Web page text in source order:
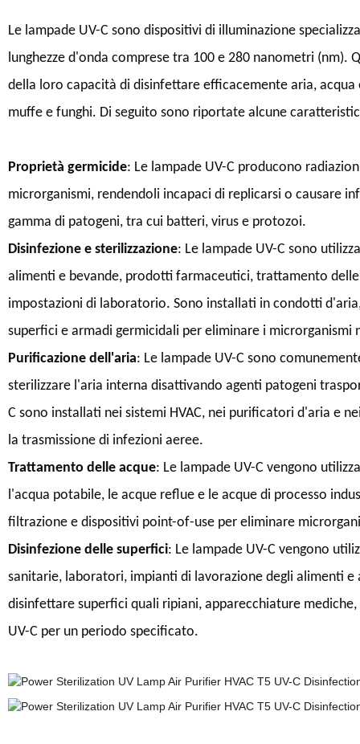
Le lampade UV-C sono dispositivi di illuminazione
lunghezze d'onda comprese tra 100 e 280 nanometri (nm).
della loro capacità di disinfettare efficacemente aria,
muffe e funghi. Di seguito sono riportate alcune
Proprietà germicide: Le lampade UV-C producono
microrganismi, rendendoli incapaci di replicarsi o causare
gamma di patogeni, tra cui batteri, virus e protozoi.
Disinfezione e sterilizzazione: Le lampade UV-C sono
alimenti e bevande, prodotti farmaceutici, trattamento
impostazioni di laboratorio. Sono installati in condotti
superfici e armadi germicidali per eliminare i microrganismi
Purificazione dell'aria: Le lampade UV-C sono
sterilizzare l'aria interna disattivando agenti patogeni
C sono installati nei sistemi HVAC, nei purificatori d'aria e
la trasmissione di infezioni aeree.
Trattamento delle acque: Le lampade UV-C vengono
l'acqua potabile, le acque reflue e le acque di processo
filtrazione e dispositivi point-of-use per eliminare
Disinfezione delle superfici: Le lampade UV-C vengono
sanitarie, laboratori, impianti di lavorazione degli alimenti
disinfettare superfici quali ripiani, apparecchiature
UV-C per un periodo specificato.